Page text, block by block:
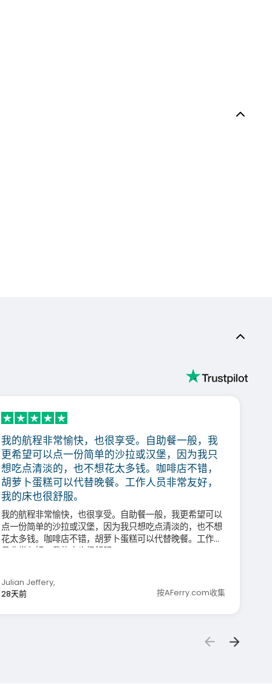
我的航程非常愉快，也很享受。自助餐一般，我
更希望可以点一份简单的沙拉或汉堡，因为我只
想吃点清淡的，也不想花太多钱。咖啡店不错，
胡萝卜蛋糕可以代替晚餐。工作人员非常友好，
我的床也很舒服。
我的航程非常愉快，也很享受。自助餐一般，我更希望可以
点一份简单的沙拉或汉堡，因为我只想吃点清淡的，也不想
花太多钱。咖啡店不错，胡萝卜蛋糕可以代替晚餐。工作人
员非常友好，我的床也很舒服。
Julian Jeffery,
28天前
按AFerry.com收集